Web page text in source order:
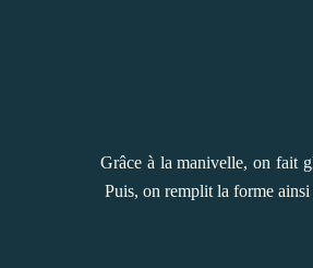
Grâce à la manivelle, on fait
Puis, on remplit la forme